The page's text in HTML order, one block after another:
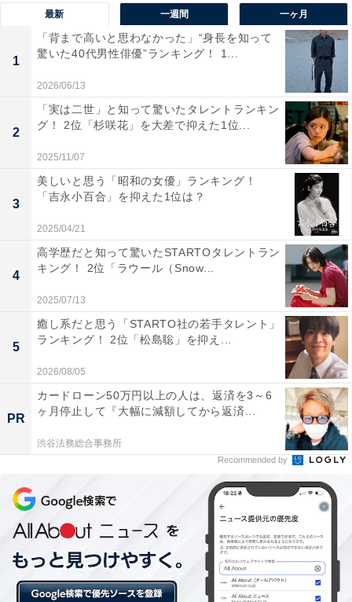
物から子育てまで幅広いシーンで活躍するモデルとして
支持を集めています。
回答者からは「コンパクトだけどかっこいいからです」
（40代女性／愛媛県）、「軽自動車とは思えない充実し
た機能性。毎日の買い物や子供の送り迎えはもちろんの
こと、友人とのドライブにも疲労感の少ない快適な走行
性能」（30代男性／広島県）、「子育て世代だけでもな
く、どんな人でも乗りやすく似合う車種だと思います
し、カスタムもしやすく個性を出しやすいと思うので」
（30代女性／岡山県）などのコメントが寄せられていま
した。
※回答コメントは原文ママです
11位までの全ランキング結果を見
最新 一週間 一ヶ月
1
「背まで高いと思わなかった」“身長を知って
驚いた40代男性俳優”ランキング！ 1...
2026/06/13
2
「実は二世」と知って驚いたタレントランキン
グ！ 2位「杉咲花」を大差で抑えた1位...
2025/11/07
3
美しいと思う「昭和の女優」ランキング！
「吉永小百合」を抑えた1位は？
2025/04/21
4
高学歴だと知って驚いたSTARTOタレントラン
キング！ 2位「ラウール（Snow...
2025/07/13
5
癒し系だと思う「STARTO社の若手タレント」
ランキング！ 2位「松島聡」を抑え...
2026/08/05
PR
カードローン50万円以上の人は、返済を3～6
ヶ月停止して『大幅に減額してから返済...
渋谷法務総合事務所
Recommended by